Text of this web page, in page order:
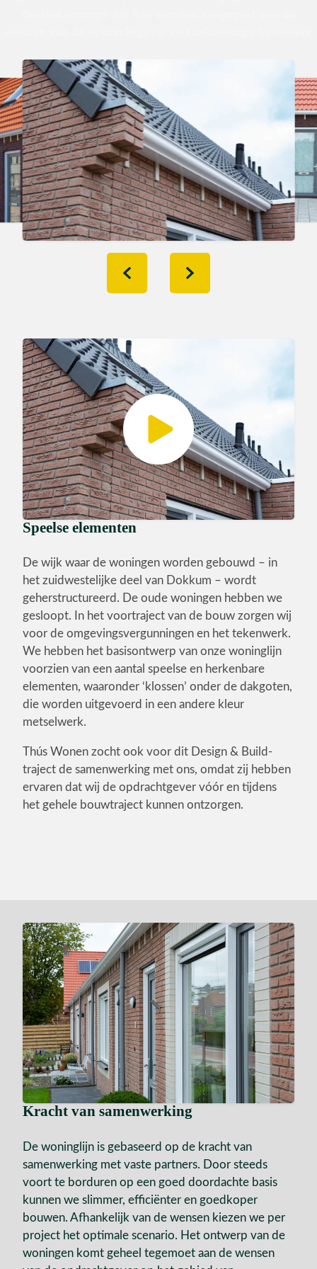
Speelse elementen
De wijk waar de woningen worden gebouwd – in
het zuidwestelijke deel van Dokkum – wordt
geherstructureerd. De oude woningen hebben we
gesloopt. In het voortraject van de bouw zorgen wij
voor de omgevingsvergunningen en het tekenwerk.
We hebben het basisontwerp van onze woninglijn
voorzien van een aantal speelse en herkenbare
elementen, waaronder ‘klossen’ onder de dakgoten,
die worden uitgevoerd in een andere kleur
metselwerk.
Thús Wonen zocht ook voor dit Design & Build-
traject de samenwerking met ons, omdat zij hebben
ervaren dat wij de opdrachtgever vóór en tijdens
het gehele bouwtraject kunnen ontzorgen.
Kracht van samenwerking
De woninglijn is gebaseerd op de kracht van
samenwerking met vaste partners. Door steeds
voort te borduren op een goed doordachte basis
kunnen we slimmer, efficiënter en goedkoper
bouwen. Afhankelijk van de wensen kiezen we per
project het optimale scenario. Het ontwerp van de
woningen komt geheel tegemoet aan de wensen